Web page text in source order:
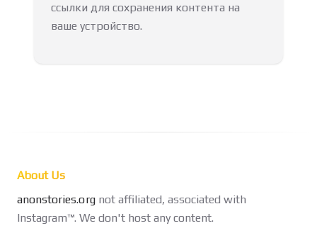
ссылки для сохранения контента на
ваше устройство.
About Us
anonstories.orgnot affiliated, associated with
Instagram™. We don't host any content.